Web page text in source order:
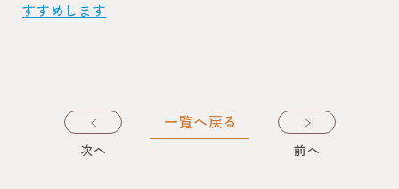
すすめします
次へ
一覧へ戻る
前へ